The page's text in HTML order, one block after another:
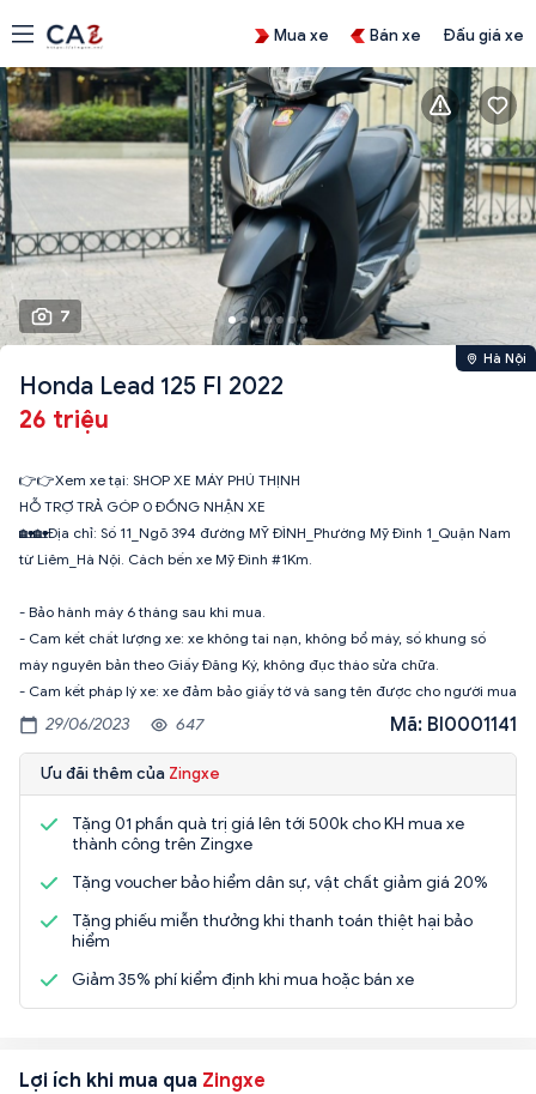
Mua xe Bán xe Đấu giá xe
7
Hà Nội
Honda Lead 125 FI 2022
26 triệu
👉👉Xem xe tại: SHOP XE MÁY PHÚ THỊNH
HỖ TRỢ TRẢ GÓP 0 ĐỒNG NHẬN XE
🏡🏡Địa chỉ: Số 11_Ngõ 394 đường MỸ ĐÌNH_Phường Mỹ Đình 1_Quận Nam
từ Liêm_Hà Nội. Cách bến xe Mỹ Đình #1Km.
- Bảo hành máy 6 tháng sau khi mua.
- Cam kết chất lượng xe: xe không tai nạn, không bổ máy, số khung số
máy nguyên bản theo Giấy Đăng Ký, không đục tháo sửa chữa.
- Cam kết pháp lý xe: xe đảm bảo giấy tờ và sang tên được cho người mua
29/06/2023 647 Mã: BI0001141
Ưu đãi thêm của Zingxe
Tặng 01 phần quà trị giá lên tới 500k cho KH mua xe
thành công trên Zingxe
Tặng voucher bảo hiểm dân sự, vật chất giảm giá 20%
Tặng phiếu miễn thưởng khi thanh toán thiệt hại bảo
hiểm
Giảm 35% phí kiểm định khi mua hoặc bán xe
Lợi ích khi mua qua Zingxe